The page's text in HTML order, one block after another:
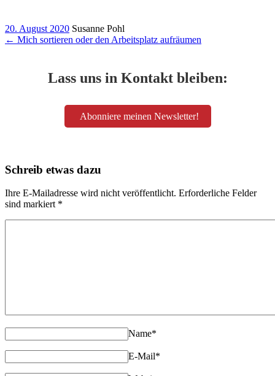
20. August 2020 Susanne Pohl
← Mich sortieren oder den Arbeitsplatz aufräumen
Lass uns in Kontakt bleiben:
Abonniere meinen Newsletter!
Schreib etwas dazu
Ihre E-Mailadresse wird nicht veröffentlicht. Erforderliche Felder
sind markiert *
Name*
E-Mail*